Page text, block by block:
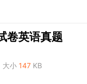
卷英语真题
大小 147 KB